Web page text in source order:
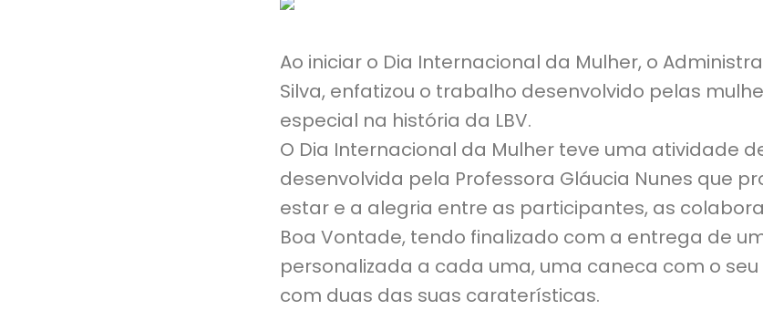
Ao iniciar o Dia Internacional da Mulher, o
Silva, enfatizou o trabalho desenvolvido pelas
especial na história da LBV.
O Dia Internacional da Mulher teve uma atividade
desenvolvida pela Professora Gláucia Nunes que
estar e a alegria entre as participantes, as
Boa Vontade, tendo finalizado com a entrega de
personalizada a cada uma, uma caneca com o
com duas das suas caraterísticas.